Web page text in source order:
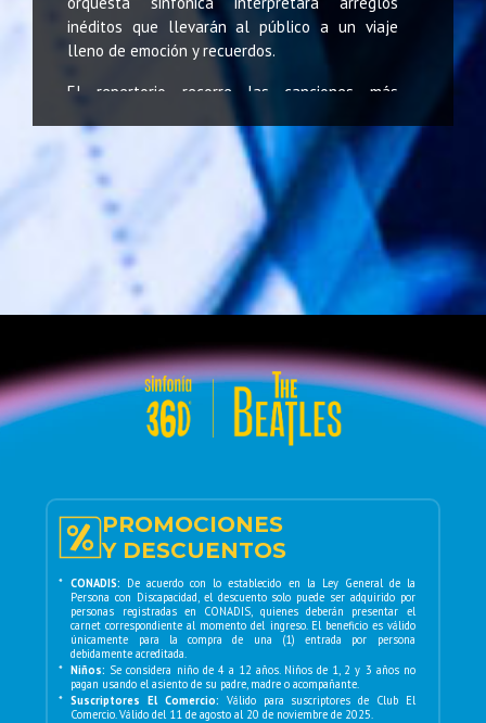
inéditos que llevarán al público a un viaje
lleno de emoción y recuerdos.
El repertorio recorre las canciones más
emblemáticas de la banda, desde la energía
vibrante de sus primeros años hasta los
momentos más íntimos de su trayectoria. Cada
tema se enlaza con una narrativa teatral que
potencia la emoción y transporta a los
asistentes a un universo donde la nostalgia
revive aquellos años legendarios de la música.
Inspirado en la psicodelia visual de los años
luces, el espectáculo rinde homenaje a la
esencia creativa de The Beatles. Cada detalle
está pensado para que el público no solo
escuche, sino que sienta, viva y recuerde su
música de una manera completamente nueva.
que despierta los sentidos, une generaciones y
celebra haber sido parte de un capítulo
irrepetible en la historia.
PROMOCIONES
Y DESCUENTOS
* CONADIS: De acuerdo con lo establecido en la Ley General de la
Persona con Discapacidad, el descuento solo puede ser adquirido por
personas registradas en CONADIS, quienes deberán presentar el
carnet correspondiente al momento del ingreso. El beneficio es válido
únicamente para la compra de una (1) entrada por persona
debidamente acreditada.
* Niños: Se considera niño de 4 a 12 años. Niños de 1, 2 y 3 años no
pagan usando el asiento de su padre, madre o acompañante.
* Suscriptores El Comercio: Válido para suscriptores de Club El
Comercio. Válido del 11 de agosto al 20 de noviembre de 2025.